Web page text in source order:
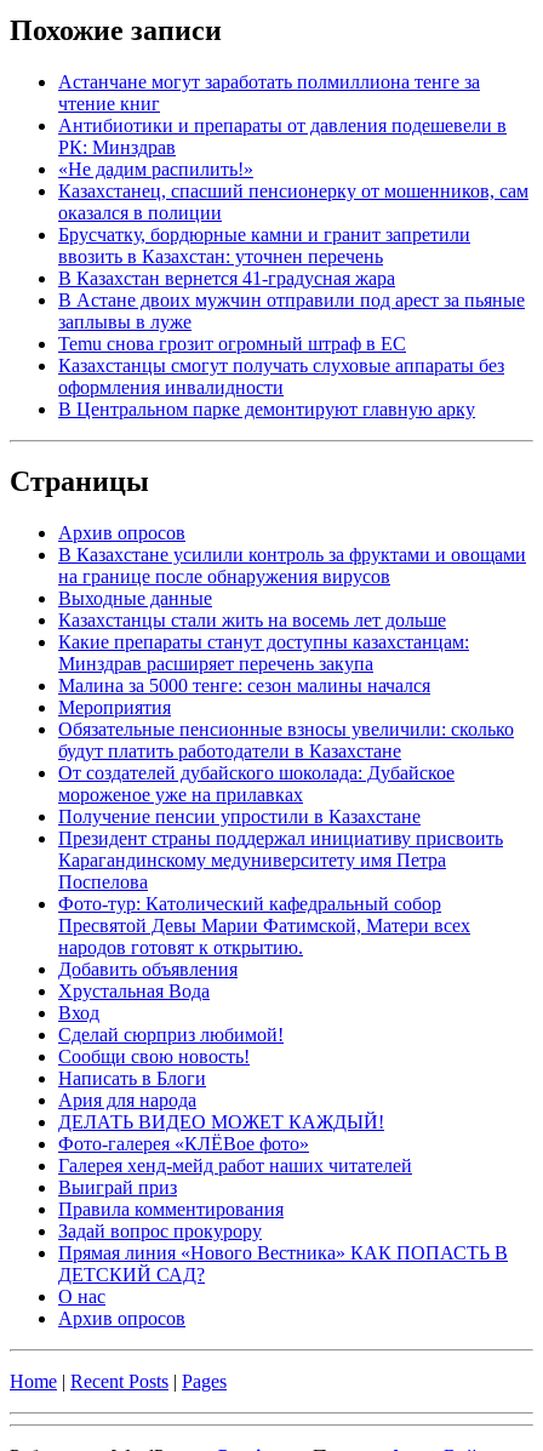
Похожие записи
Астанчане могут заработать полмиллиона тенге за
чтение книг
Антибиотики и препараты от давления подешевели в
РК: Минздрав
«Не дадим распилить!»
Казахстанец, спасший пенсионерку от мошенников, сам
оказался в полиции
Брусчатку, бордюрные камни и гранит запретили
ввозить в Казахстан: уточнен перечень
В Казахстан вернется 41-градусная жара
В Астане двоих мужчин отправили под арест за пьяные
заплывы в луже
Temu снова грозит огромный штраф в ЕС
Казахстанцы смогут получать слуховые аппараты без
оформления инвалидности
В Центральном парке демонтируют главную арку
Страницы
Архив опросов
В Казахстане усилили контроль за фруктами и овощами
на границе после обнаружения вирусов
Выходные данные
Казахстанцы стали жить на восемь лет дольше
Какие препараты станут доступны казахстанцам:
Минздрав расширяет перечень закупа
Малина за 5000 тенге: сезон малины начался
Мероприятия
Обязательные пенсионные взносы увеличили: сколько
будут платить работодатели в Казахстане
От создателей дубайского шоколада: Дубайское
мороженое уже на прилавках
Получение пенсии упростили в Казахстане
Президент страны поддержал инициативу присвоить
Карагандинскому медуниверситету имя Петра
Поспелова
Фото-тур: Католический кафедральный собор
Пресвятой Девы Марии Фатимской, Матери всех
народов готовят к открытию.
Добавить объявления
Хрустальная Вода
Вход
Сделай сюрприз любимой!
Сообщи свою новость!
Написать в Блоги
Ария для народа
ДЕЛАТЬ ВИДЕО МОЖЕТ КАЖДЫЙ!
Фото-галерея «КЛЁВое фото»
Галерея хенд-мейд работ наших читателей
Выиграй приз
Правила комментирования
Задай вопрос прокурору
Прямая линия «Нового Вестника» КАК ПОПАСТЬ В
ДЕТСКИЙ САД?
О нас
Архив опросов
Home | Recent Posts | Pages